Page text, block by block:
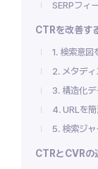
SERPフィ
CTRを改善す
1. 検索意図
2. メタデ
3. 構造化
4. URLを
5. 検索ジ
CTRとCVRの